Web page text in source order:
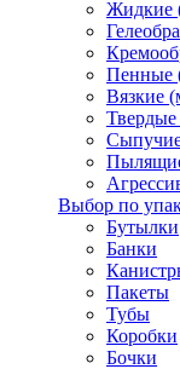
Жидкие
Пенные
Вязкие
Твердые
Выбор по
Бутылки
Банки
Пакеты
Тубы
Коробки
Бочки